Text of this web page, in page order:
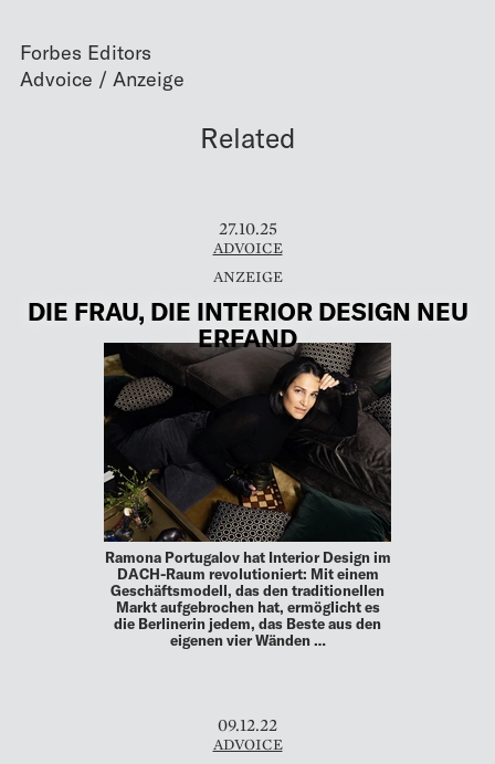
Forbes Editors
Related
27.10.25
ADVOICE
DIE FRAU, DIE INTERIOR DESIGN NEU
ERFAND
Ramona Portugalov hat Interior Design im
DACH-Raum revolutioniert: Mit einem
Geschäftsmodell, das den traditionellen
Markt aufgebrochen hat, ermöglicht es
die Berlinerin jedem, das Beste aus den
eigenen vier Wänden …
09.12.22
ADVOICE